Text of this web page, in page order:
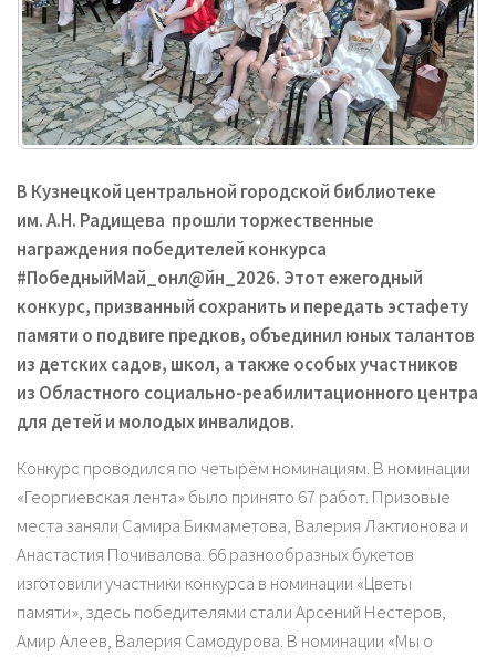
В Кузнецкой центральной городской библиотеке
им. А.Н. Радищева прошли торжественные
награждения победителей конкурса
#ПобедныйМай_онл@йн_2026. Этот ежегодный
конкурс, призванный сохранить и передать эстафету
памяти о подвиге предков, объединил юных талантов
из детских садов, школ, а также особых участников
из Областного социально-реабилитационного центра
для детей и молодых инвалидов.
Конкурс проводился по четырём номинациям. В номинации
«Георгиевская лента» было принято 67 работ. Призовые
места заняли Самира Бикмаметова, Валерия Лактионова и
Анастастия Почивалова. 66 разнообразных букетов
изготовили участники конкурса в номинации «Цветы
памяти», здесь победителями стали Арсений Нестеров,
Амир Алеев, Валерия Самодурова. В номинации «Мы о